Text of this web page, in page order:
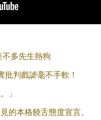
多先生熱狗
判戲謔毫不手軟！
」
的本格饒舌態度宣言。